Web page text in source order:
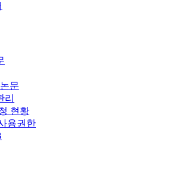
문
리
현황
용권한